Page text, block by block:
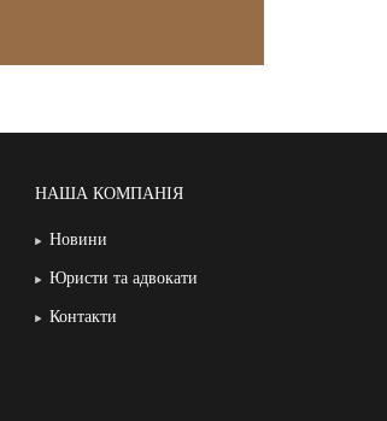
НАША КОМПАНІЯ
Новини
Юристи та адвокати
Контакти